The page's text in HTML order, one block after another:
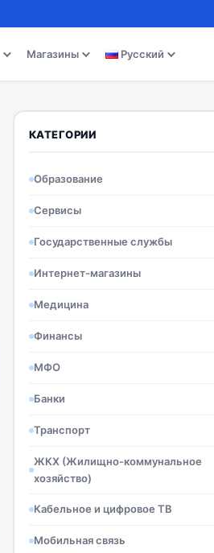
Магазины Русский
КАТЕГОРИИ
Образование
Сервисы
Государственные службы
Интернет-магазины
Медицина
Финансы
МФО
Банки
Транспорт
ЖКХ (Жилищно-коммунальное
хозяйство)
Кабельное и цифровое ТВ
Мобильная связь